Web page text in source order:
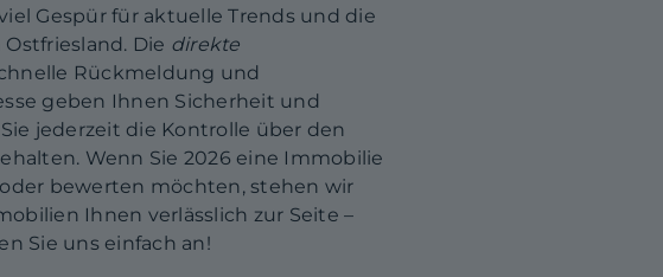
Gespür für aktuelle Trends und die
Die direkte
Rückmeldung und
geben Ihnen Sicherheit und
jederzeit die Kontrolle über den
Wenn Sie 2026 eine Immobilie
bewerten möchten, stehen wir
Ihnen verlässlich zur Seite –
Sie uns einfach an!